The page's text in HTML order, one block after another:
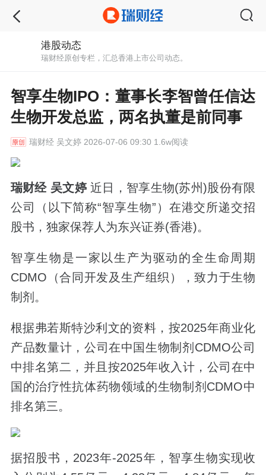
港股动态
瑞财经原创专栏，汇总香港上市公司动态。
智享生物IPO：董事长李智曾任信达
生物开发总监，两名执董是前同事
瑞财经吴文婷 2026-07-06 09:30 1.6w阅读
瑞财经 吴文婷近日，智享生物(苏州)股份有限
公司（以下简称“智享生物”）在港交所递交招
股书，独家保荐人为东兴证券(香港)。
智享生物是一家以生产为驱动的全生命周期
CDMO（合同开发及生产组织），致力于生物
制剂。
根据弗若斯特沙利文的资料，按2025年商业化
产品数量计，公司在中国生物制剂CDMO公司
中排名第二，并且按2025年收入计，公司在中
国的治疗性抗体药物领域的生物制剂CDMO中
排名第三。
据招股书，2023年-2025年，智享生物实现收